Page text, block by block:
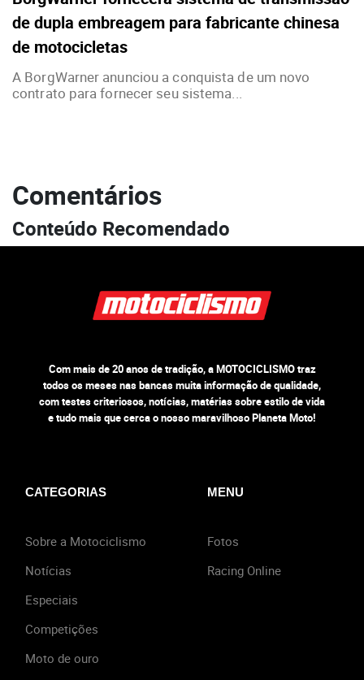
de dupla embreagem para fabricante chinesa
de motocicletas
A BorgWarner anunciou a conquista de um novo
contrato para fornecer seu sistema...
Comentários
Conteúdo Recomendado
Com mais de 20 anos de tradição, a MOTOCICLISMO traz
todos os meses nas bancas muita informação de qualidade,
com testes criteriosos, notícias, matérias sobre estilo de vida
e tudo mais que cerca o nosso maravilhoso Planeta Moto!
CATEGORIAS
Sobre a Motociclismo
Notícias
Especiais
Competições
Moto de ouro
MENU
Fotos
Racing Online